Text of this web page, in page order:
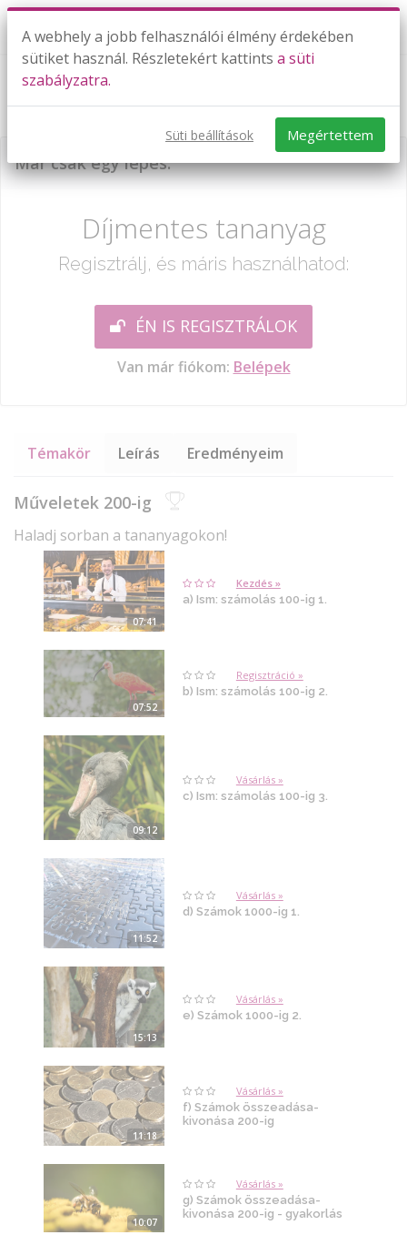
Ism: számolás 100-ig 2.
Már csak egy lépés:
Díjmentes tananyag
Regisztrálj, és máris használhatod:
ÉN IS REGISZTRÁLOK
Van már fiókom: Belépek
Témakör Leírás Eredményeim
Műveletek 200-ig
Haladj sorban a tananyagokon!
07:41
Kezdés »
a) Ism: számolás 100-ig 1.
07:52
Regisztráció »
b) Ism: számolás 100-ig 2.
09:12
Vásárlás »
c) Ism: számolás 100-ig 3.
11:52
Vásárlás »
d) Számok 1000-ig 1.
15:13
Vásárlás »
e) Számok 1000-ig 2.
11:18
Vásárlás »
f) Számok összeadása-
kivonása 200-ig
10:07
Vásárlás »
g) Számok összeadása-
kivonása 200-ig - gyakorlás
A webhely a jobb felhasználói élmény érdekében
sütiket használ. Részletekért kattints a süti
szabályzatra.
Süti beállítások Megértettem